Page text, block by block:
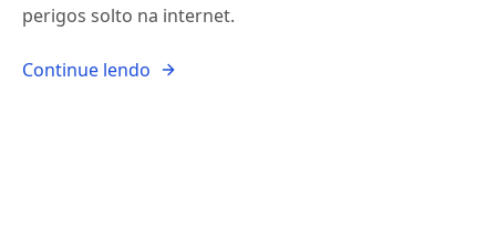
perigos solto na internet.
Continue lendo